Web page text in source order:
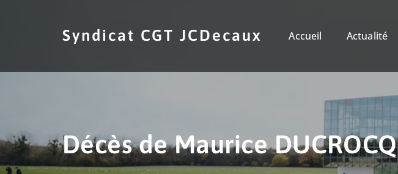
Syndicat CGT JCDecaux Accueil Actualité
Décès de Maurice DUCROCQ